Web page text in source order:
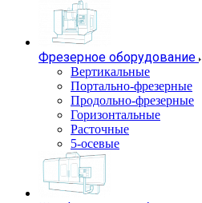
Фрезерное оборудование
Вертикальные
Портально-фрезерные
Продольно-фрезерные
Горизонтальные
Расточные
5-осевые